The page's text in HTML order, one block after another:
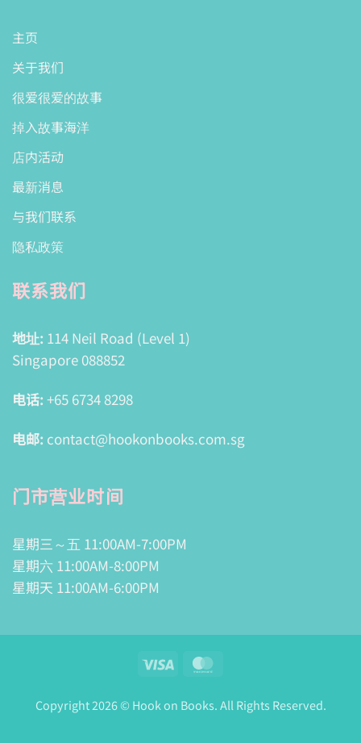
主页
关于我们
很爱很爱的故事
掉入故事海洋
店内活动
最新消息
与我们联系
隐私政策
联系我们
地址: 114 Neil Road (Level 1)
Singapore 088852
电话: +65 6734 8298
电邮: contact@hookonbooks.com.sg
门市营业时间
星期三～五 11:00AM-7:00PM
星期六 11:00AM-8:00PM
星期天 11:00AM-6:00PM
Visa
Copyright 2026 © Hook on Books. All Rights Reserved.